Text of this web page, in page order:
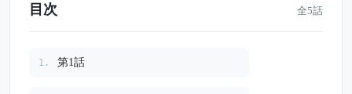
目次 全5話
1. 第1話